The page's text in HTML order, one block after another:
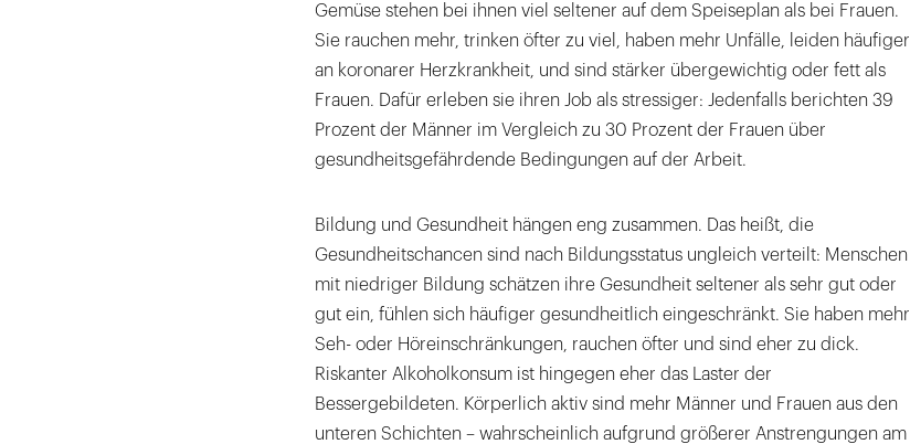
Gemüse stehen bei ihnen viel seltener auf dem Speiseplan als bei Frauen.
Sie rauchen mehr, trinken öfter zu viel, haben mehr Unfälle, leiden häufiger
an koronarer Herzkrankheit, und sind stärker übergewichtig oder fett als
Frauen. Dafür erleben sie ihren Job als stressiger: Jedenfalls berichten 39
Prozent der Männer im Vergleich zu 30 Prozent der Frauen über
gesundheitsgefährdende Bedingungen auf der Arbeit.
Bildung und Gesundheit hängen eng zusammen. Das heißt, die
Gesundheitschancen sind nach Bildungsstatus ungleich verteilt: Menschen
mit niedriger Bildung schätzen ihre Gesundheit seltener als sehr gut oder
gut ein, fühlen sich häufiger gesundheitlich eingeschränkt. Sie haben mehr
Seh- oder Höreinschränkungen, rauchen öfter und sind eher zu dick.
Riskanter Alkoholkonsum ist hingegen eher das Laster der
Bessergebildeten. Körperlich aktiv sind mehr Männer und Frauen aus den
unteren Schichten – wahrscheinlich aufgrund größerer Anstrengungen am